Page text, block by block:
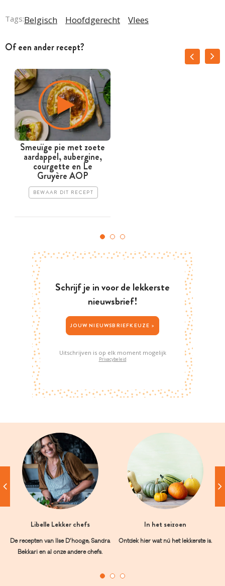
Tags:Belgisch Hoofdgerecht Vlees
Of een ander recept?
Smeuïge pie met zoete
aardappel, aubergine,
courgette en Le
Gruyère AOP
BEWAAR DIT RECEPT
Schrijf je in voor de lekkerste
nieuwsbrief!
JOUW NIEUWSBRIEFKEUZE >
Uitschrijven is op elk moment mogelijk
Privacybeleid
Libelle Lekker chefs
De recepten van Ilse D’hooge, Sandra
Bekkari en al onze andere chefs.
In het seizoen
Ontdek hier wat nú het lekkerste is.